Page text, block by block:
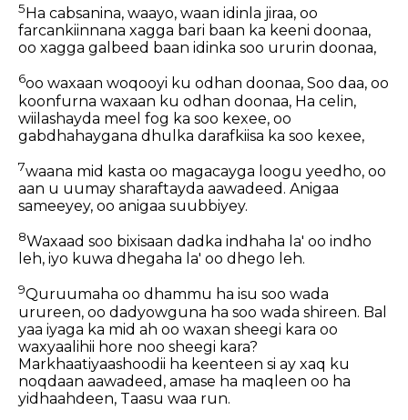
5 Ha cabsanina, waayo, waan idinla jiraa, oo
farcankiinnana xagga bari baan ka keeni doonaa,
oo xagga galbeed baan idinka soo ururin doonaa,
6oo waxaan woqooyi ku odhan doonaa, Soo daa, oo
koonfurna waxaan ku odhan doonaa, Ha celin,
wiilashayda meel fog ka soo kexee, oo
gabdhahaygana dhulka darafkiisa ka soo kexee,
7waana mid kasta oo magacayga loogu yeedho, oo
aan u uumay sharaftayda aawadeed. Anigaa
sameeyey, oo anigaa suubbiyey.
8Waxaad soo bixisaan dadka indhaha la' oo indho
leh, iyo kuwa dhegaha la' oo dhego leh.
9Quruumaha oo dhammu ha isu soo wada
urureen, oo dadyowguna ha soo wada shireen. Bal
yaa iyaga ka mid ah oo waxan sheegi kara oo
waxyaalihii hore noo sheegi kara?
Markhaatiyaashoodii ha keenteen si ay xaq ku
noqdaan aawadeed, amase ha maqleen oo ha
yidhaahdeen, Taasu waa run.